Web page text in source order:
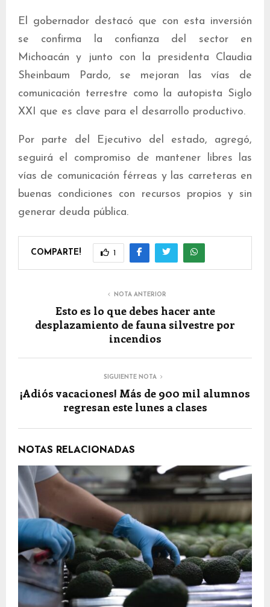
El gobernador destacó que con esta inversión
se confirma la confianza del sector en
Michoacán y junto con la presidenta Claudia
Sheinbaum Pardo, se mejoran las vías de
comunicación terrestre como la autopista Siglo
XXI que es clave para el desarrollo productivo.
Por parte del Ejecutivo del estado, agregó,
seguirá el compromiso de mantener libres las
vías de comunicación férreas y las carreteras en
buenas condiciones con recursos propios y sin
generar deuda pública.
COMPARTE! 1
NOTA ANTERIOR
Esto es lo que debes hacer ante
desplazamiento de fauna silvestre por
incendios
SIGUIENTE NOTA
¡Adiós vacaciones! Más de 900 mil alumnos
regresan este lunes a clases
NOTAS RELACIONADAS